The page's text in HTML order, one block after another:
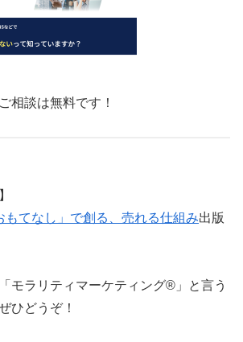
相談は無料です！
もてなし」で創る、売れる仕組み出版
モラリティマーケティング®️」と言う
ひどうぞ！